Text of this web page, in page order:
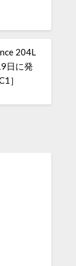
204L
日に発
］